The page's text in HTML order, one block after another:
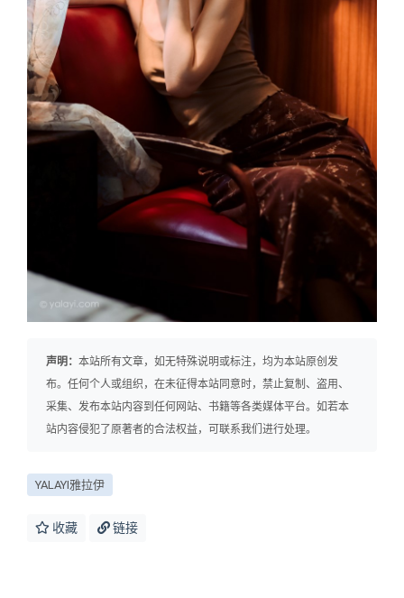
声明： 本站所有文章，如无特殊说明或标注，均为本站原创发
布。任何个人或组织，在未征得本站同意时，禁止复制、盗用、
采集、发布本站内容到任何网站、书籍等各类媒体平台。如若本
站内容侵犯了原著者的合法权益，可联系我们进行处理。
YALAYI雅拉伊
收藏 链接